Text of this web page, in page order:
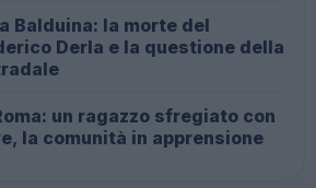
Balduina: la morte del
Derla e la questione della
un ragazzo sfregiato con
la comunità in apprensione